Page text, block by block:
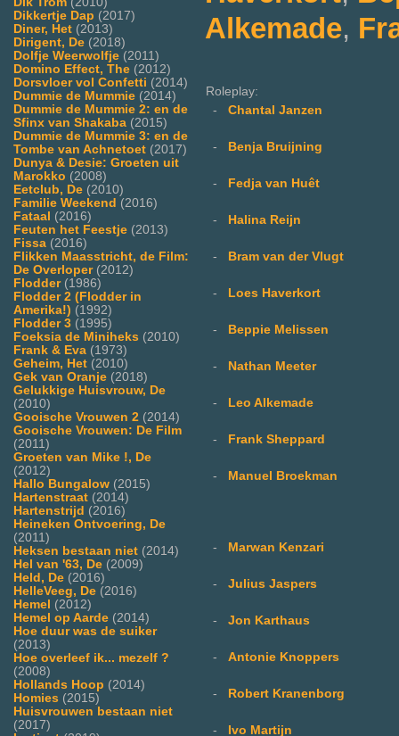
Dikkertje Dap (2017)
Diner, Het (2013)
Dirigent, De (2018)
Dolfje Weerwolfje (2011)
Domino Effect, The (2012)
Dorsvloer vol Confetti (2014)
Dummie de Mummie (2014)
Dummie de Mummie 2: en de
Sfinx van Shakaba (2015)
Dummie de Mummie 3: en de
Tombe van Achnetoet (2017)
Dunya & Desie: Groeten uit
Marokko (2008)
Eetclub, De (2010)
Familie Weekend (2016)
Fataal (2016)
Feuten het Feestje (2013)
Fissa (2016)
Flikken Maasstricht, de Film:
De Overloper(2012)
Flodder(1986)
Flodder 2 (Flodder in
Amerika!) (1992)
Flodder 3 (1995)
Foeksia de Miniheks (2010)
Frank & Eva (1973)
Geheim, Het (2010)
Gek van Oranje (2018)
Gelukkige Huisvrouw, De
(2010)
Gooische Vrouwen 2 (2014)
Gooische Vrouwen: De Film
(2011)
Groeten van Mike !, De
(2012)
Hallo Bungalow (2015)
Hartenstraat (2014)
Hartenstrijd (2016)
Heineken Ontvoering, De
(2011)
Heksen bestaan niet (2014)
Hel van '63, De (2009)
Held, De (2016)
HelleVeeg, De (2016)
Hemel (2012)
Hemel op Aarde (2014)
Hoe duur was de suiker
(2013)
Hoe overleef ik... mezelf ?
(2008)
Hollands Hoop (2014)
Homies (2015)
Huisvrouwen bestaan niet
(2017)
Alkemade,
Roleplay:
- Chantal Janzen
- Benja Bruijning
- Fedja van Huêt
- Halina Reijn
- Bram van der Vlugt
- Loes Haverkort
- Beppie Melissen
- Nathan Meeter
- Leo Alkemade
- Frank Sheppard
- Manuel Broekman
- Marwan Kenzari
- Julius Jaspers
- Jon Karthaus
- Antonie Knoppers
- Robert Kranenborg
- Ivo Martijn